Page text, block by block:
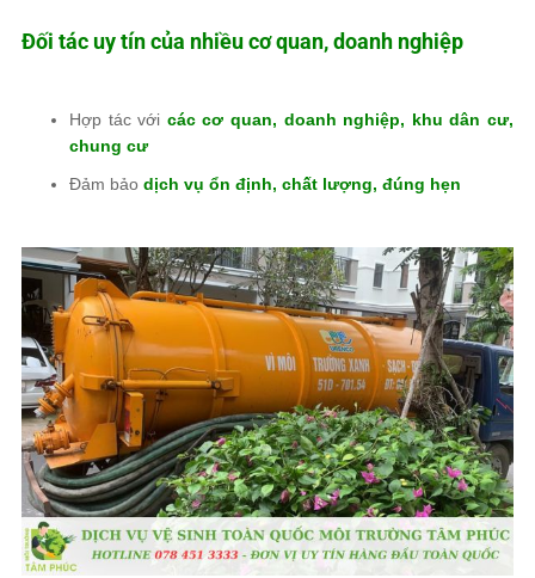
Đối tác uy tín của nhiều cơ quan, doanh nghiệp
Hợp tác với các cơ quan, doanh nghiệp, khu dân cư,
chung cư
Đảm bảo dịch vụ ổn định, chất lượng, đúng hẹn